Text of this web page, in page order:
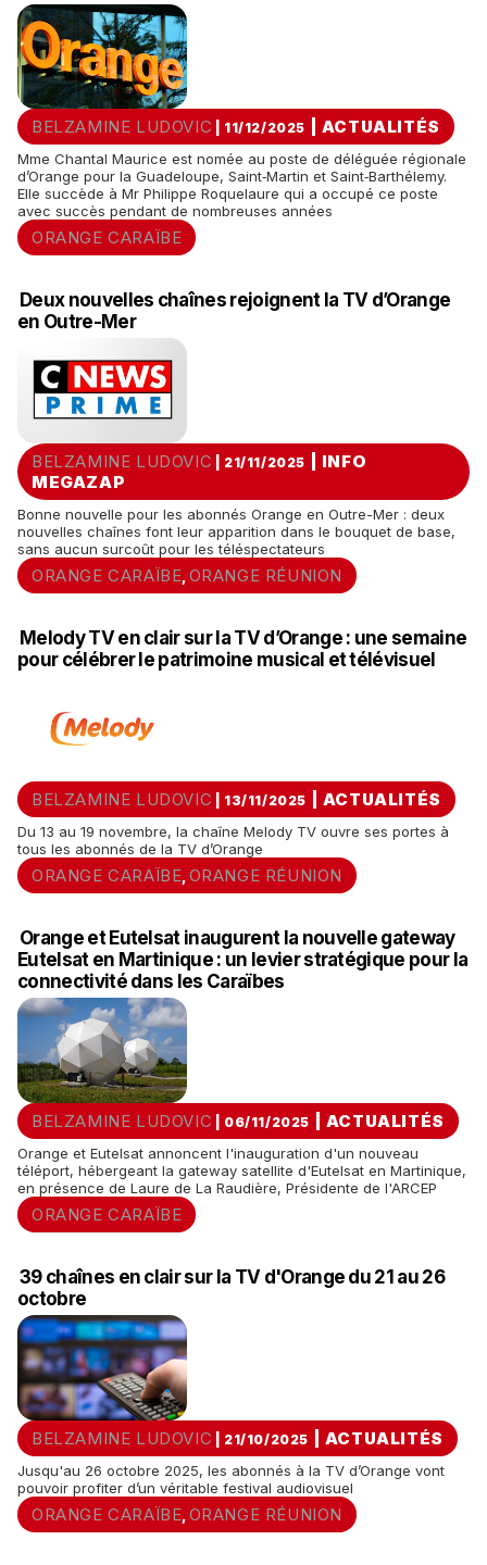
BELZAMINE LUDOVIC | 11/12/2025 ACTUALITÉS
Mme Chantal Maurice est nomée au poste de déléguée régionale
d’Orange pour la Guadeloupe, Saint‑Martin et Saint‑Barthélemy.
Elle succède à Mr Philippe Roquelaure qui a occupé ce poste
avec succès pendant de nombreuses années
ORANGE CARAÏBE
Deux nouvelles chaînes rejoignent la TV d’Orange
en Outre-Mer
BELZAMINE LUDOVIC | 21/11/2025
INFO
MEGAZAP
Bonne nouvelle pour les abonnés Orange en Outre-Mer : deux
nouvelles chaînes font leur apparition dans le bouquet de base,
sans aucun surcoût pour les téléspectateurs
ORANGE CARAÏBE, ORANGE RÉUNION
Melody TV en clair sur la TV d’Orange : une semaine
pour célébrer le patrimoine musical et télévisuel
BELZAMINE LUDOVIC | 13/11/2025 ACTUALITÉS
Du 13 au 19 novembre, la chaîne Melody TV ouvre ses portes à
tous les abonnés de la TV d’Orange
ORANGE CARAÏBE, ORANGE RÉUNION
Orange et Eutelsat inaugurent la nouvelle gateway
Eutelsat en Martinique : un levier stratégique pour la
connectivité dans les Caraïbes
BELZAMINE LUDOVIC | 06/11/2025 ACTUALITÉS
Orange et Eutelsat annoncent l'inauguration d'un nouveau
téléport, hébergeant la gateway satellite d'Eutelsat en Martinique,
en présence de Laure de La Raudière, Présidente de l'ARCEP
ORANGE CARAÏBE
39 chaînes en clair sur la TV d'Orange du 21 au 26
octobre
BELZAMINE LUDOVIC | 21/10/2025 ACTUALITÉS
Jusqu'au 26 octobre 2025, les abonnés à la TV d’Orange vont
pouvoir profiter d’un véritable festival audiovisuel
ORANGE CARAÏBE, ORANGE RÉUNION